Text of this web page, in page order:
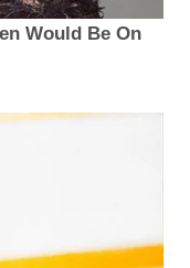
Would Be On